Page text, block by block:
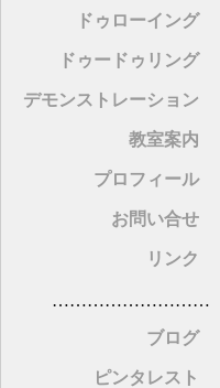
ドゥローイング
ドゥードゥリング
デモンストレーション
教室案内
プロフィール
お問い合せ
リンク
………………………
ブログ
ピンタレスト